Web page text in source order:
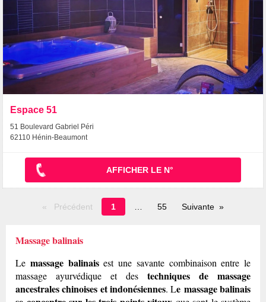
Espace 51
51 Boulevard Gabriel Péri
62110 Hénin-Beaumont
AFFICHER LE N°
Précédent
Page
en
1 55 Suivante
Massage balinais
Le massage balinaisest une savante combinaison entre le
massage ayurvédique et des techniques de massage
ancestraleschinoises et indonésiennes. Le massage balinais